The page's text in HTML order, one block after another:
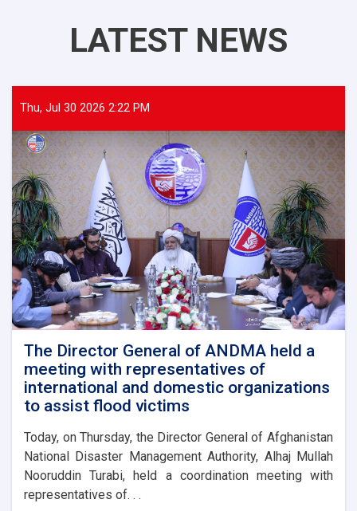
LATEST NEWS
Thu, Jul 30 2026 2:22 PM
The Director General of ANDMA held a
meeting with representatives of
international and domestic organizations
to assist flood victims
Today, on Thursday, the Director General of Afghanistan
National Disaster Management Authority, Alhaj Mullah
Nooruddin Turabi, held a coordination meeting with
representatives of. . .